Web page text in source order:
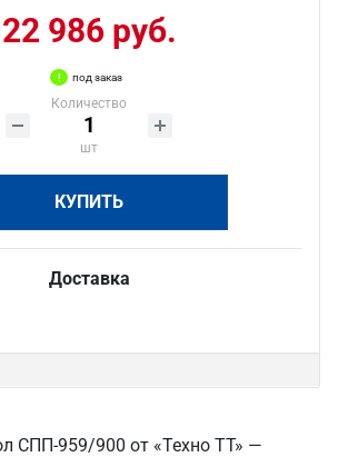
22 986 руб.
под заказ
Количество
шт
КУПИТЬ
Доставка
СПП-959/900 от «Техно ТТ» —